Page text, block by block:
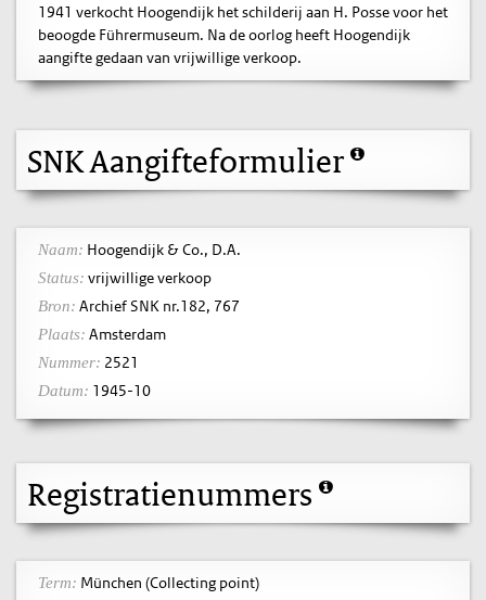
1941 verkocht Hoogendijk het schilderij aan H. Posse voor het
beoogde Führermuseum. Na de oorlog heeft Hoogendijk
aangifte gedaan van vrijwillige verkoop.
SNK Aangifteformulier
Naam: Hoogendijk & Co., D.A.
Status: vrijwillige verkoop
Bron: Archief SNK nr.182, 767
Plaats: Amsterdam
Nummer: 2521
Datum: 1945-10
Registratienummers
Term: München (Collecting point)